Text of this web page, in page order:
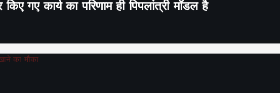
गए कार्य का परिणाम ही पिपलांत्री मॉडल है